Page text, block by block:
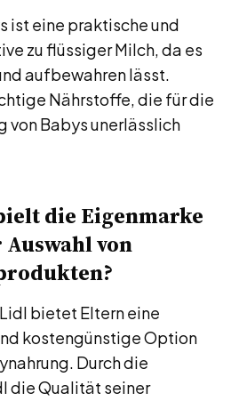
ist eine praktische und
zu flüssiger Milch, da es
aufbewahren lässt.
Nährstoffe, die für die
von Babys unerlässlich
die Eigenmarke
von
bietet Eltern eine
kostengünstige Option
Durch die
die Qualität seiner